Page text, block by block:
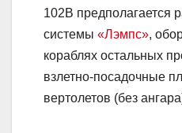
102В предполагается
системы «Лэмпс»,
кораблях остальных
взлетно-посадочные
вертолетов (без